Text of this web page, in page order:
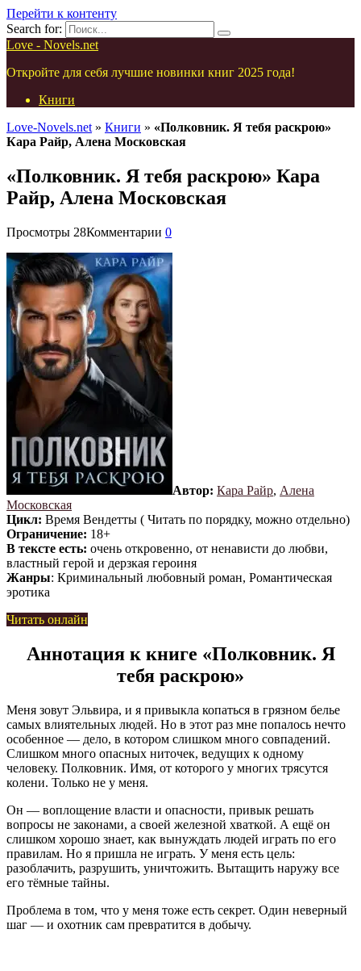
Перейти к контенту
Search for:
Love - Novels.net
Откройте для себя лучшие новинки книг 2025 года!
Книги
Love-Novels.net » Книги » «Полковник. Я тебя раскрою»
Кара Райр, Алена Московская
«Полковник. Я тебя раскрою» Кара
Райр, Алена Московская
Просмотры 28Комментарии 0
Автор: Кара Райр, Алена
Московская
Цикл: Время Вендетты ( Читать по порядку, можно отдельно)
Ограничение: 18+
В тексте есть: очень откровенно, от ненависти до любви,
властный герой и дерзкая героиня
Жанры: Криминальный любовный роман, Романтическая
эротика
Читать онлайн
Аннотация к книге «Полковник. Я
тебя раскрою»
Меня зовут Эльвира, и я привыкла копаться в грязном белье
самых влиятельных людей. Но в этот раз мне попалось нечто
особенное — дело, в котором слишком много совпадений.
Слишком много опасных ниточек, ведущих к одному
человеку. Полковник. Имя, от которого у многих трясутся
колени. Только не у меня.
Он — воплощение власти и опасности, привык решать
вопросы не законами, а своей железной хваткой. А ещё он
слишком хорошо знает, как вынуждать людей играть по его
правилам. Но я пришла не играть. У меня есть цель:
разоблачить, разрушить, уничтожить. Вытащить наружу все
его тёмные тайны.
Проблема в том, что у меня тоже есть секрет. Один неверный
шаг — и охотник сам превратится в добычу.